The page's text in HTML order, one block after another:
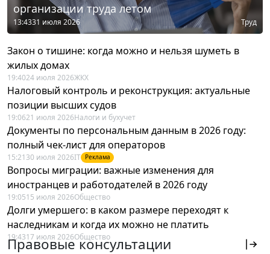
организации труда летом
13:4331 июля 2026 Труд
Закон о тишине: когда можно и нельзя шуметь в
жилых домах
19:4024 июля 2026ЖКХ
Налоговый контроль и реконструкция: актуальные
позиции высших судов
19:0621 июля 2026Налоги и бухучет
Документы по персональным данным в 2026 году:
полный чек-лист для операторов
15:21 30 июля 2026IT Реклама
Вопросы миграции: важные изменения для
иностранцев и работодателей в 2026 году
19:0515 июля 2026Общество
Долги умершего: в каком размере переходят к
наследникам и когда их можно не платить
19:4317 июля 2026Общество
Правовые консультации